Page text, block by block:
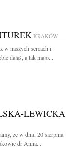
KRAKÓW
w naszych sercach i
dałaś, a tak mało...
LEWICKA
że w dniu 20 sierpnia
dr Anna...